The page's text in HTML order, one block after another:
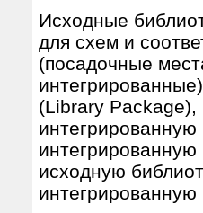
Исходные
для схем и
(посадочные
(Library Package),
исходную
интегрированную